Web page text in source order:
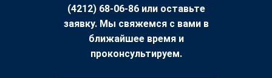
(4212) 68-06-86 или оставьте
заявку. Мы свяжемся с вами в
ближайшее время и
проконсультируем.